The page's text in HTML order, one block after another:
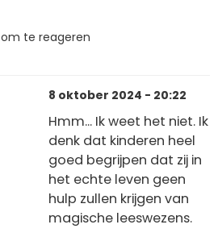
om te reageren
8 oktober 2024 - 20:22
Hmm... Ik weet het niet. Ik
denk dat kinderen heel
goed begrijpen dat zij in
het echte leven geen
hulp zullen krijgen van
magische leeswezens.